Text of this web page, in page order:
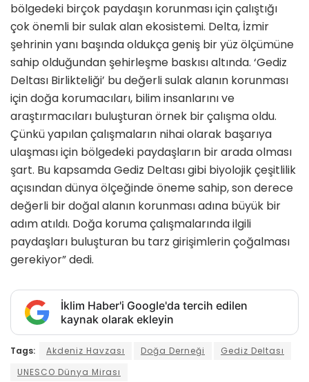
bölgedeki birçok paydaşın korunması için çalıştığı
çok önemli bir sulak alan ekosistemi. Delta, İzmir
şehrinin yanı başında oldukça geniş bir yüz ölçümüne
sahip olduğundan şehirleşme baskısı altında. ‘Gediz
Deltası Birlikteliği’ bu değerli sulak alanın korunması
için doğa korumacıları, bilim insanlarını ve
araştırmacıları buluşturan örnek bir çalışma oldu.
Çünkü yapılan çalışmaların nihai olarak başarıya
ulaşması için bölgedeki paydaşların bir arada olması
şart. Bu kapsamda Gediz Deltası gibi biyolojik çeşitlilik
açısından dünya ölçeğinde öneme sahip, son derece
değerli bir doğal alanın korunması adına büyük bir
adım atıldı. Doğa koruma çalışmalarında ilgili
paydaşları buluşturan bu tarz girişimlerin çoğalması
gerekiyor” dedi.
İklim Haber'i Google'da tercih edilen
kaynak olarak ekleyin
Tags: Akdeniz Havzası Doğa Derneği
Gediz Deltası
UNESCO Dünya Mirası